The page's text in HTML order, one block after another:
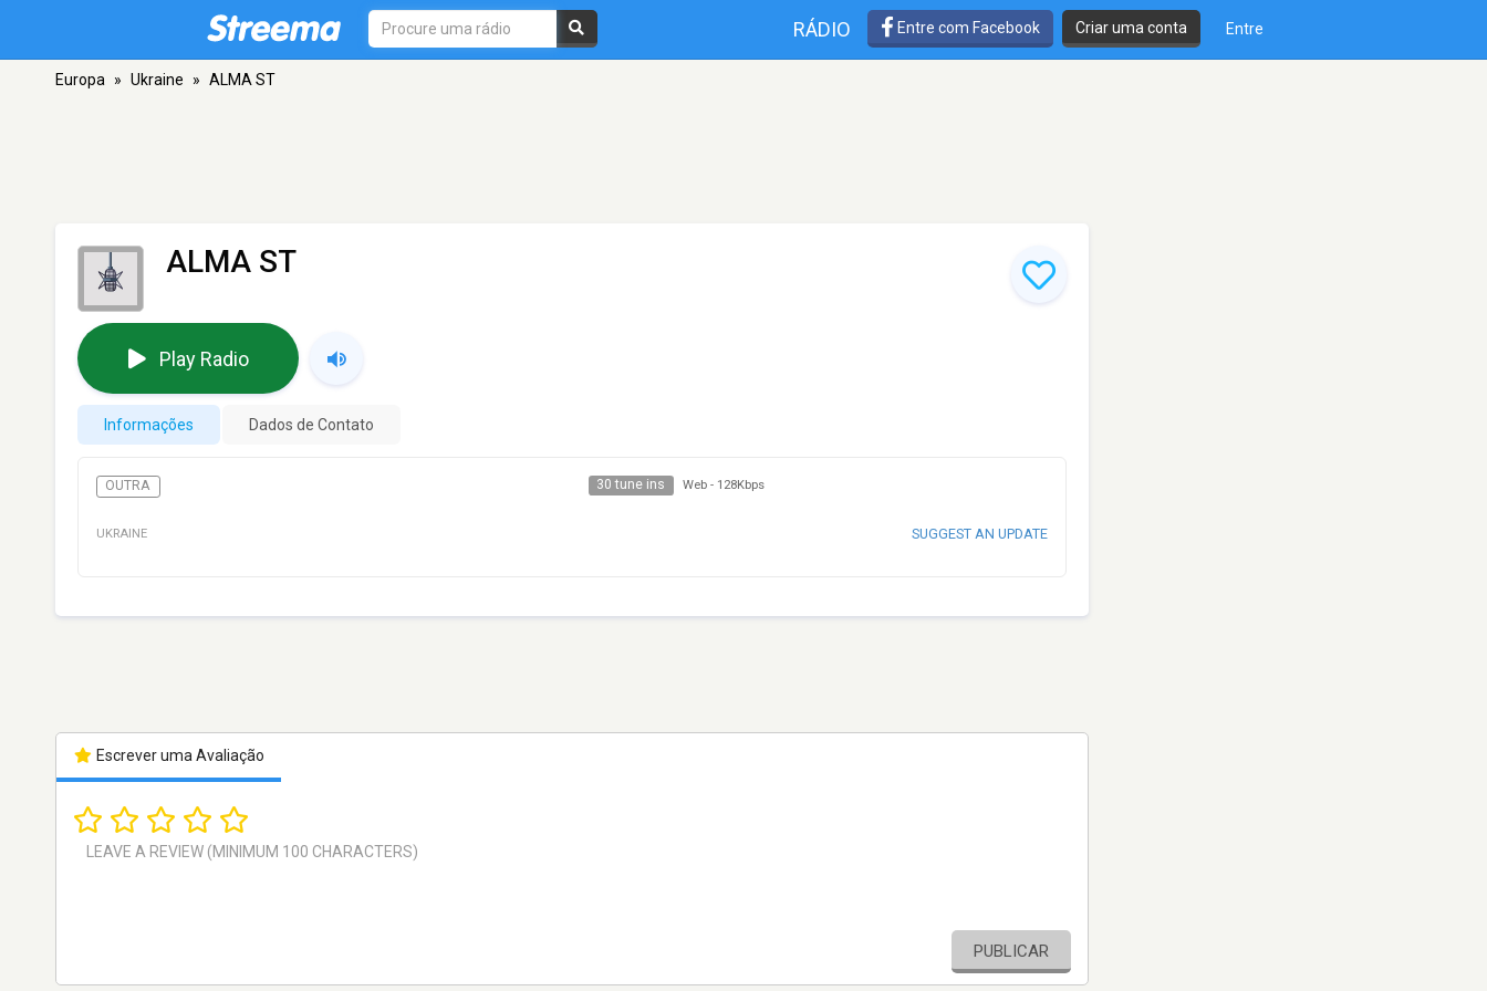
RÁDIO Entre com Facebook Criar uma conta Entre
Europa » Ukraine » ALMA ST
ALMA ST
Play Radio
Informações Dados de Contato
OUTRA 30 tune ins Web - 128Kbps
UKRAINE SUGGEST AN UPDATE
Escrever uma Avaliação
PUBLICAR